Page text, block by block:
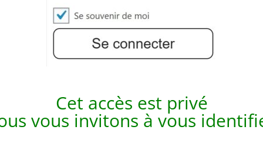
Cet accès est privé
vous invitons à vous